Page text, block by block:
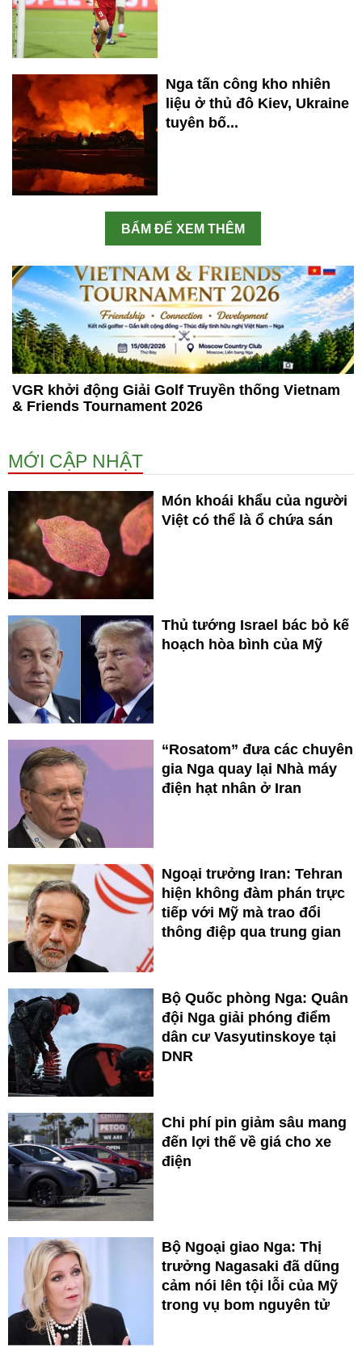
Nga tấn công kho nhiên
liệu ở thủ đô Kiev, Ukraine
tuyên bố...
BẤM ĐỂ XEM THÊM
VGR khởi động Giải Golf Truyền thống Vietnam
& Friends Tournament 2026
MỚI CẬP NHẬT
Món khoái khẩu của người
Việt có thể là ổ chứa sán
Thủ tướng Israel bác bỏ kế
hoạch hòa bình của Mỹ
“Rosatom” đưa các chuyên
gia Nga quay lại Nhà máy
điện hạt nhân ở Iran
Ngoại trưởng Iran: Tehran
hiện không đàm phán trực
tiếp với Mỹ mà trao đổi
thông điệp qua trung gian
Bộ Quốc phòng Nga: Quân
đội Nga giải phóng điểm
dân cư Vasyutinskoye tại
DNR
Chi phí pin giảm sâu mang
đến lợi thế về giá cho xe
điện
Bộ Ngoại giao Nga: Thị
trưởng Nagasaki đã dũng
cảm nói lên tội lỗi của Mỹ
trong vụ bom nguyên tử